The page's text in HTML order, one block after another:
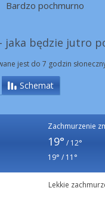
Bardzo pochmurno
jaka będzie jutro
jest do 7 godzin
Schemat
Zachmurzenie
19° / 12°
19° / 11°
Lekkie